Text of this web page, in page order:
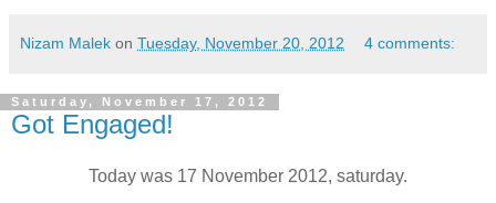
Nizam Malek on Tuesday, November 20, 2012 4 comments:
Saturday, November 17, 2012
Got Engaged!
Today was 17 November 2012, saturday.